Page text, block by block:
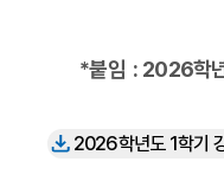
*붙임 : 2026학
2026학년도 1학기